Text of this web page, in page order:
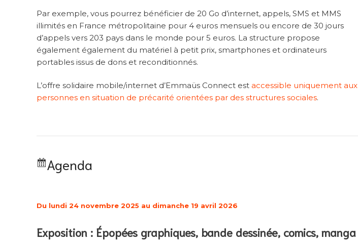
Par exemple, vous pourrez bénéficier de 20 Go d’internet, appels, SMS et MMS
illimités en France métropolitaine pour 4 euros mensuels ou encore de 30 jours
d’appels vers 203 pays dans le monde pour 5 euros. La structure propose
également également du matériel à petit prix, smartphones et ordinateurs
portables issus de dons et reconditionnés.
L’offre solidaire mobile/internet d’Emmaüs Connect est accessible uniquement aux
personnes en situation de précarité orientées par des structures sociales.
Agenda
Du lundi 24 novembre 2025 au dimanche 19 avril 2026
Exposition : Épopées graphiques, bande dessinée, comics, manga